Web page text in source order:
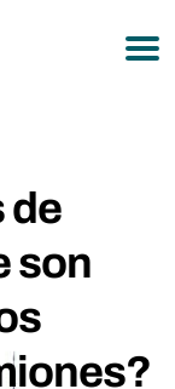
de
son